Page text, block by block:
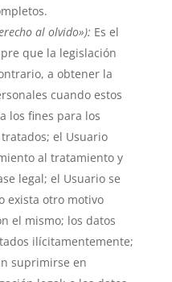
al olvido»): Es el
que la legislación
a obtener la
cuando estos
los fines para los
el Usuario
al tratamiento y
legal; el Usuario se
exista otro motivo
el mismo; los datos
ilícitamentemente;
suprimirse en